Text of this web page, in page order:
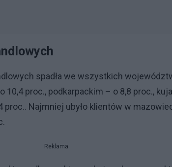
spadła we wszystkich
proc., podkarpackim – o 8,8 proc.,
proc.. Najmniej ubyło klientów w
Reklama